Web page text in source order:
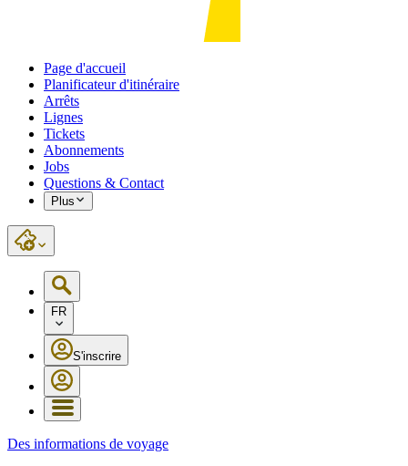
Page d'accueil
Planificateur d'itinéraire
Arrêts
Lignes
Tickets
Abonnements
Jobs
Questions & Contact
Plus
FR
S'inscrire
Des informations de voyage